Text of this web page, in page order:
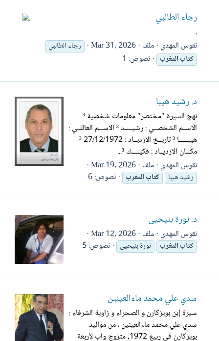
رجاء الطالبي
.
نقوس المهدي ملف Mar 31, 2026
رجاء الطالبي
كتابالمغرب نصوص: 1
د. رشيد هيبا
نهج السيرة "مختصر" معلومات شخصية ³
الاســم الشخصــي : رشيـــــد ³ الاســـم العائلــي :
هيبــــــا ³ تاريــخ الازديــاد : 27/12/1972 ³
مكـــان الازديــاد : فكيـــــك ³...
نقوس المهدي ملف Mar 19, 2026
رشيد هيبا كتابالمغرب نصوص: 6
د. نورة بنيحيى
نقوس المهدي ملف Mar 12, 2026
كتابالمغرب نورة بنيحيى نصوص: 5
سدي علي محمد ماءالعينين
سيرة إبن بويزكارن و الصحراء و زاوية الشرفاء :
سدي علي محمد ماءالعينين ، من مواليد
بويزكارن في ربيع 1972, متزوج واب لأربعة